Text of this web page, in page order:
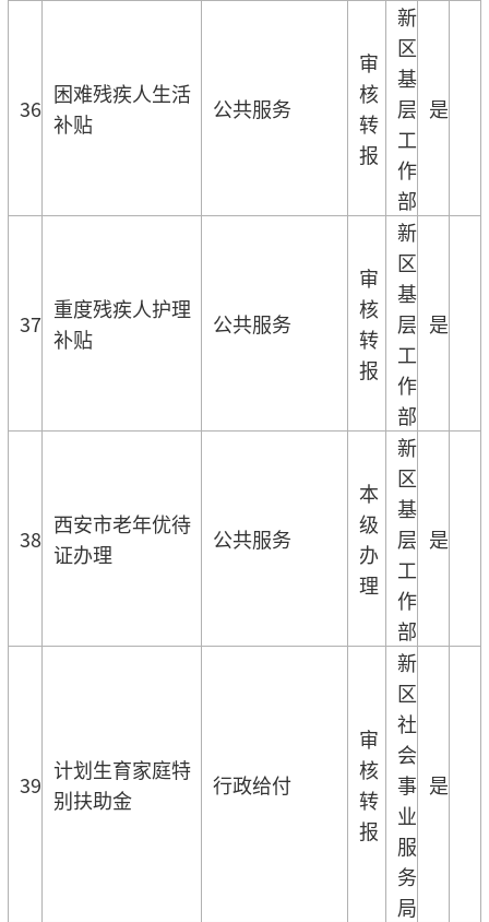
36
困难残疾人生活
补贴
公共服务
审
核
转
报
新
区
基
层
工
作
部
是
37
重度残疾人护理
补贴
公共服务
审
核
转
报
新
区
基
层
工
作
部
是
38
西安市老年优待
证办理
公共服务
本
级
办
理
新
区
基
层
工
作
部
是
39
计划生育家庭特
别扶助金
行政给付
审
核
转
报
新
区
社
会
事
业
服
务
局
是